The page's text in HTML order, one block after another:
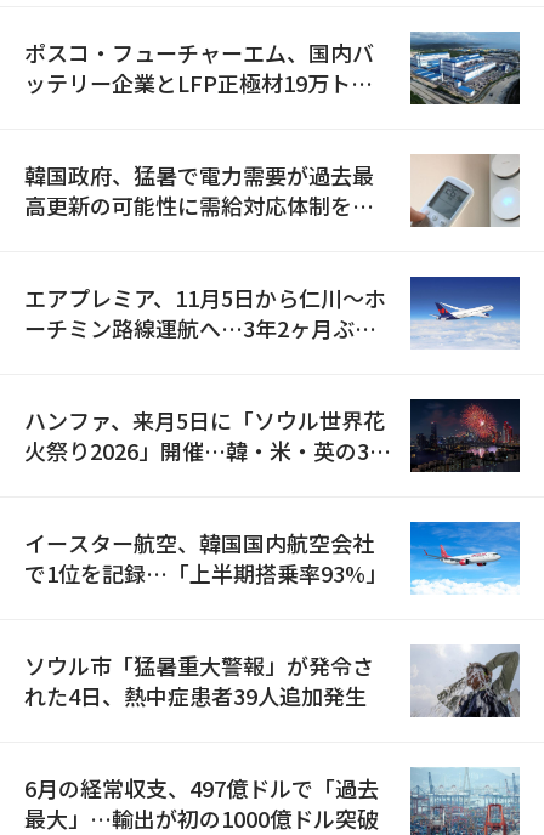
ポスコ・フューチャーエム、国内バ
ッテリー企業とLFP正極材19万トン
韓国政府、猛暑で電力需要が過去最
高更新の可能性に需給対応体制を点
エアプレミア、11月5日から仁川〜ホ
ーチミン路線運航へ…3年2ヶ月ぶり
ハンファ、来月5日に「ソウル世界花
火祭り2026」開催…韓・米・英の3カ
イースター航空、韓国国内航空会社
で1位を記録…「上半期搭乗率93%」
ソウル市「猛暑重大警報」が発令さ
れた4日、熱中症患者39人追加発生
6月の経常収支、497億ドルで「過去
最大」…輸出が初の1000億ドル突破